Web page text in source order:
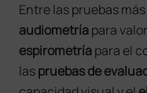
Entre las pruebas
audiometríapara
espirometríapara el
laspruebas de